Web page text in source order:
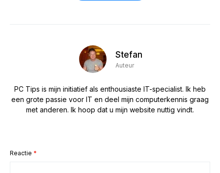
Stefan
Auteur
PC Tips is mijn initiatief als enthousiaste IT-specialist. Ik heb
een grote passie voor IT en deel mijn computerkennis graag
met anderen. Ik hoop dat u mijn website nuttig vindt.
Reactie *